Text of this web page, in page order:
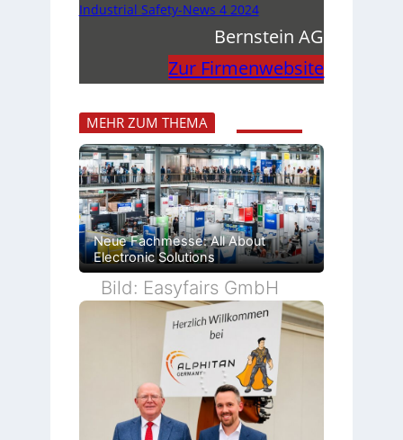
Industrial Safety-News 4 2024
Bernstein AG
Zur Firmenwebsite
MEHR ZUM THEMA
Neue Fachmesse: All About
Electronic Solutions
Bild: Easyfairs GmbH